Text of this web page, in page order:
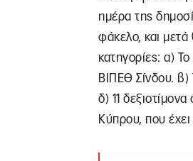
ημέρα της
φάκελο, και
κατηγορίες: α)
ΒΙΠΕΘ Σίνδου. β)
δ) 11
Κύπρου, που έχει